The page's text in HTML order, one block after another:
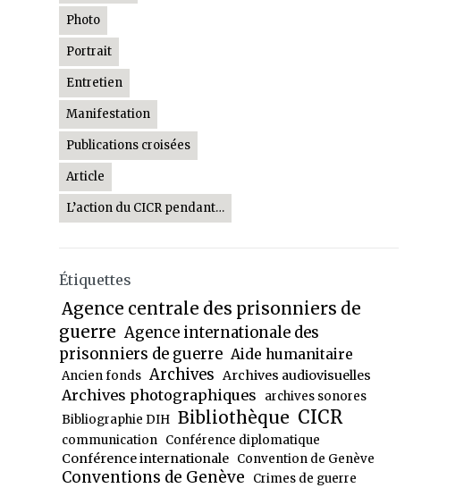
Photo
Portrait
Entretien
Manifestation
Publications croisées
Article
L’action du CICR pendant…
Étiquettes
Agence centrale des prisonniers de
guerre Agence internationale des
prisonniers de guerre Aide humanitaire
Ancien fonds Archives Archives audiovisuelles
Archives photographiques
archives sonores
Bibliographie DIH Bibliothèque CICR
communication Conférence diplomatique
Conférence internationale Convention de Genève
Conventions de Genève Crimes de guerre